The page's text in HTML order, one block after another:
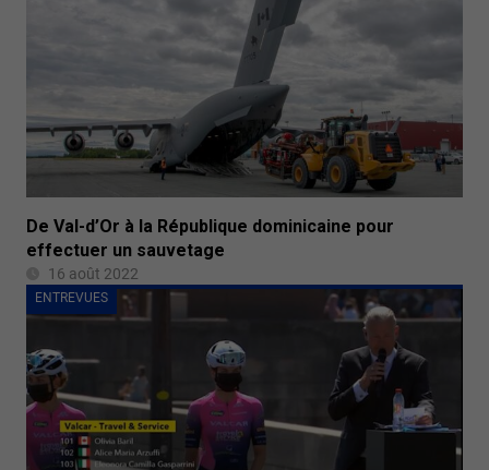
De Val-d’Or à la République dominicaine pour
effectuer un sauvetage
16 août 2022
ENTREVUES